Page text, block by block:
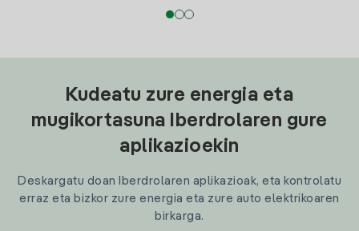
Kudeatu zure energia eta
mugikortasuna Iberdrolaren gure
aplikazioekin
Deskargatu doan Iberdrolaren aplikazioak, eta kontrolatu
erraz eta bizkor zure energia eta zure auto elektrikoaren
birkarga.